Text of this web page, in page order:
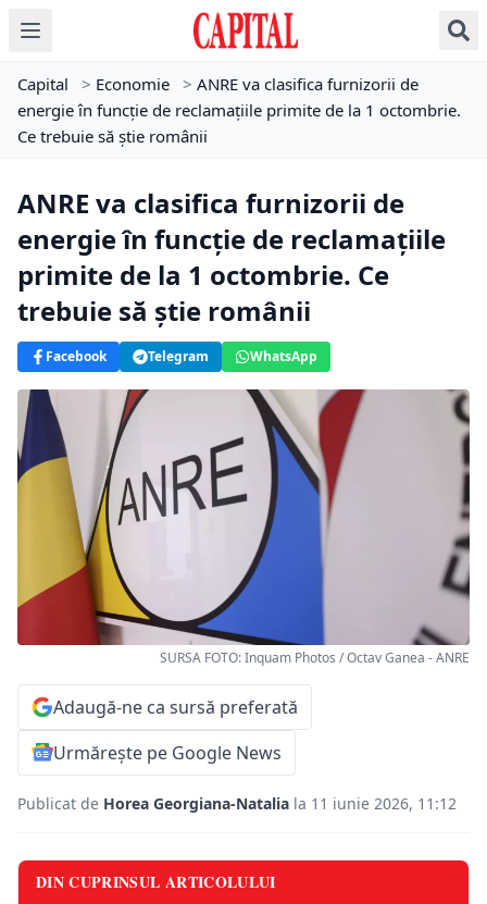
Capital > Economie > ANRE va clasifica furnizorii de
energie în funcție de reclamațiile primite de la 1 octombrie.
Ce trebuie să știe românii
ANRE va clasifica furnizorii de
energie în funcție de reclamațiile
primite de la 1 octombrie. Ce
trebuie să știe românii
Facebook Telegram WhatsApp
SURSA FOTO: Inquam Photos / Octav Ganea - ANRE
Adaugă-ne ca sursă preferată
Urmărește pe Google News
Publicat de Horea Georgiana-Natalia la 11 iunie 2026, 11:12
DIN CUPRINSUL ARTICOLULUI